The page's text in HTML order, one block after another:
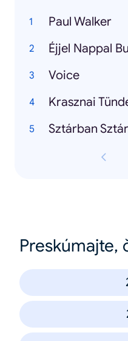
Paul Walker
Éjjel Nappal
Voice
Krasznai
Sztárban Sztár
Preskúmajte,